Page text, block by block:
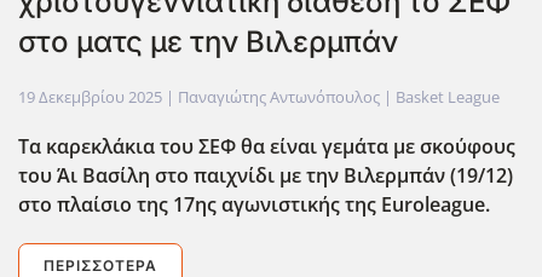
στο ματς με την Βιλερμπάν
19 Δεκεμβρίου 2025 | Παναγιώτης Αντωνόπουλος | Basket League
Τα καρεκλάκια του ΣΕΦ θα είναι γεμάτα με σκούφους
του Άι Βασίλη στο παιχνίδι με την Βιλερμπάν (19/12)
στο πλαίσιο της 17ης αγωνιστικής της Euroleague.
ΠΕΡΙΣΣΌΤΕΡΑ